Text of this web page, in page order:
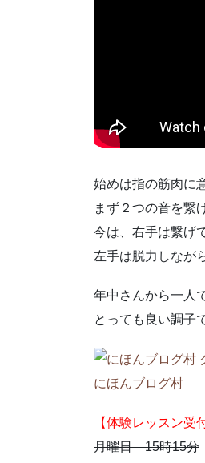
始めは指の筋肉に
まず２つの音を繋
今は、右手は繋げ
左手は脱力しなが
年中さんから一人
とっても良い調子
にほんブログ村
【体験レッスン受
月曜日 15時15分